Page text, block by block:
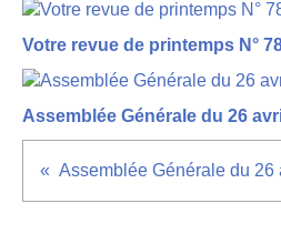
Votre revue de printemps N°
Assemblée Générale du 26